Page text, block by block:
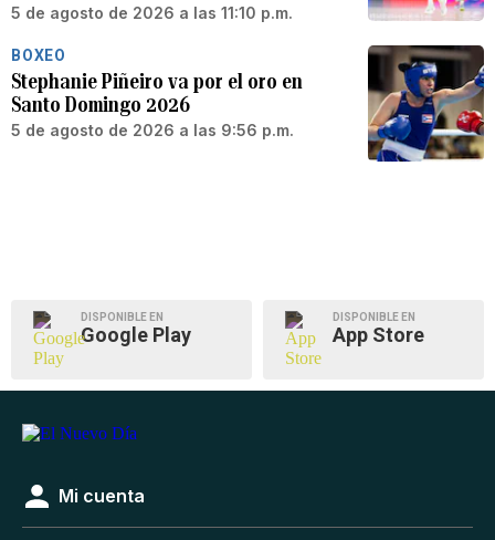
5 de agosto de 2026 a las 11:10 p.m.
BOXEO
Stephanie Piñeiro va por el oro en
Santo Domingo 2026
5 de agosto de 2026 a las 9:56 p.m.
DISPONIBLE EN
Google Play
DISPONIBLE EN
App Store
Mi cuenta